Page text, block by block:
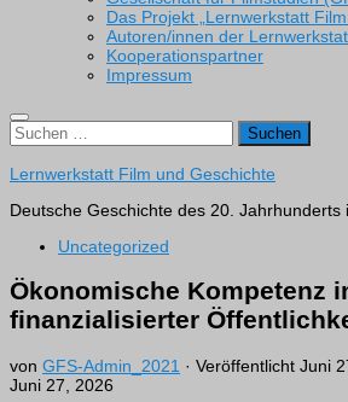
Das Projekt „Lernwerkstatt
Autoren/innen der
Kooperationspartner
Impressum
Suchen
nach:
Lernwerkstatt Film und Geschichte
Deutsche Geschichte des 20. Jahrhunderts
Uncategorized
Ökonomische Kompetenz
finanzialisierter
von GFS-Admin_2021 · Veröffentlicht Juni
Juni 27, 2026